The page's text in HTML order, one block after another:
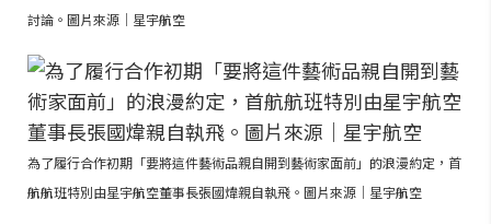
討論。圖片來源｜星宇航空
為了履行合作初期「要將這件藝術品親自開到藝術家面前」的浪漫約定，首
航航班特別由星宇航空董事長張國煒親自執飛。圖片來源｜星宇航空